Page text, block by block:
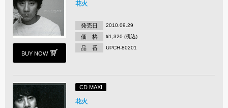
BUY NOW
花火
発売日 2010.09.29
価 格 ¥1,320 (税込)
品 番 UPCH-80201
CD MAXI
花火